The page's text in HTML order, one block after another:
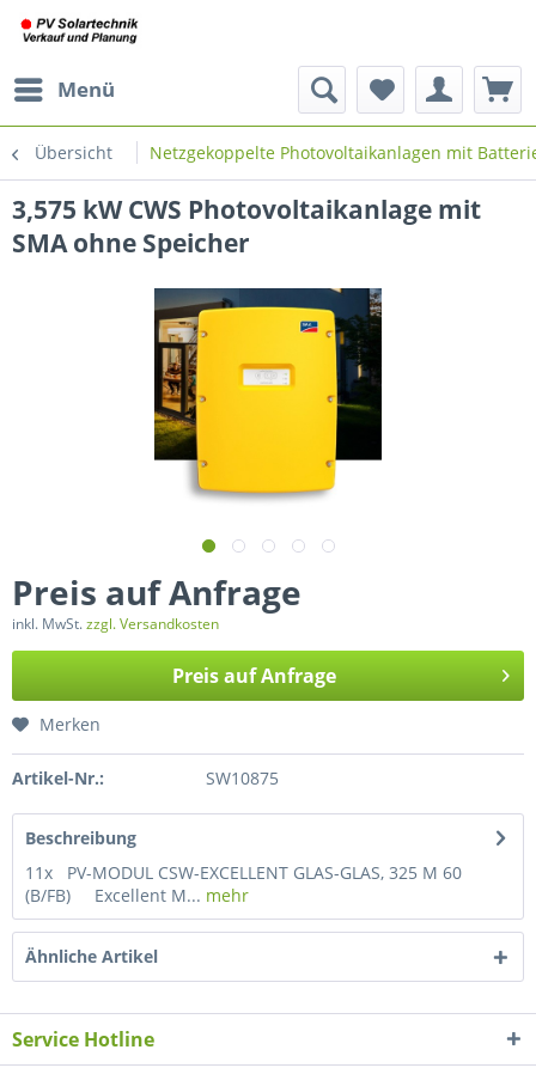
Menü
Übersicht Netzgekoppelte Photovoltaikanlagen mit
3,575 kW CWS Photovoltaikanlage mit
SMA ohne Speicher
Preis auf Anfrage
inkl. MwSt.zzgl. Versandkosten
Preis auf Anfrage
Merken
Artikel-Nr.: SW10875
Beschreibung
11x PV-MODUL CSW-EXCELLENT GLAS-GLAS, 325 M 60
(B/FB) Excellent M... mehr
Ähnliche Artikel
Service Hotline